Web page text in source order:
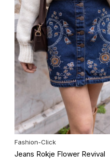
Fashion-Click
Jeans Rokje Flower Revival